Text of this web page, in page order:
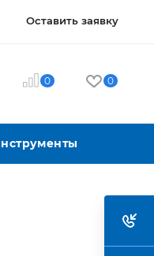
Оставить заявку
0 0